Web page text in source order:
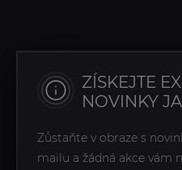
ZÍSKEJTE
NOVINKY
Zůstaňte v obraze s
mailu a žádná akce vám